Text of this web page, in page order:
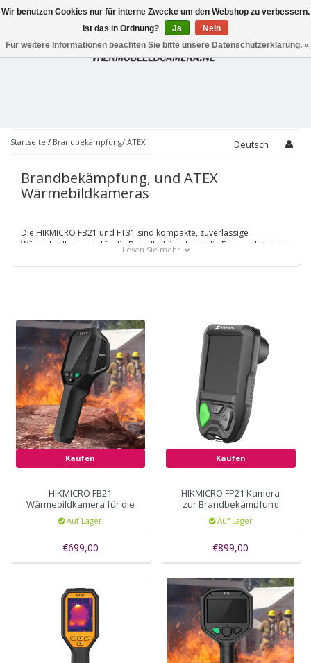
Toggle
Startseite / Brandbekämpfung/ ATEX Deutsch
Brandbekämpfung, und ATEX
Wärmebildkameras
Die HIKMICRO FB21 und FT31 sind kompakte, zuverlässige
Wärmebildkameras für die Brandbekämpfung, die Feuerwehrleuten
helfen, bei Dunkelheit und Rauch zu beobachten, Leben zu retten,
Eigentum zu schützen und die Sicherheit der Feuerwehrleute zu
helfen Ihnen, unter schwierigen Bedingungen mühelos zu arbeiten. 8
Farbpaletten zur Auswahl, die für die meisten Einsatzszenarien
geeignet sind.
Lesen Sie mehr
Kaufen
HIKMICRO FB21
Wärmebildkamera für die
Brandbekämpfung
Auf Lager
€699,00
Kaufen
HIKMICRO FP21 Kamera
zur Brandbekämpfung
Auf Lager
€899,00
Wir benutzen Cookies nur für interne Zwecke um den Webshop zu verbessern.
Ist das in Ordnung?
Ja
Nein
Für weitere Informationen beachten Sie bitte unsere Datenschutzerklärung. »